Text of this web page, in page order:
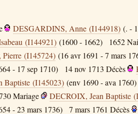
DESGARDINS, Anne (I144918) (. -
(I144921) (1600 - 1662) 1652
(I145724) (16 avr 1691 - 7 mars
- 17 sep 1710) 14 nov 1713 Décès
Baptiste (I145023) (env 1690 - ava
Mariage DECROIX, Jean Baptiste
- 23 mars 1736) 7 mars 1761 Décès